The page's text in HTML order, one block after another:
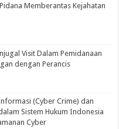
Memberantas Kejahatan
Visit Dalam Pemidanaan
dengan Perancis
(Cyber Crime) dan
Sistem Hukum Indonesia
Cyber